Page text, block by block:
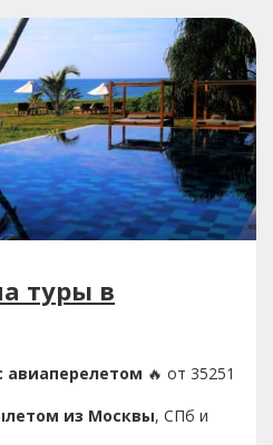
туры в
авиаперелетом 🔥 от 35251
из Москвы, СПб и